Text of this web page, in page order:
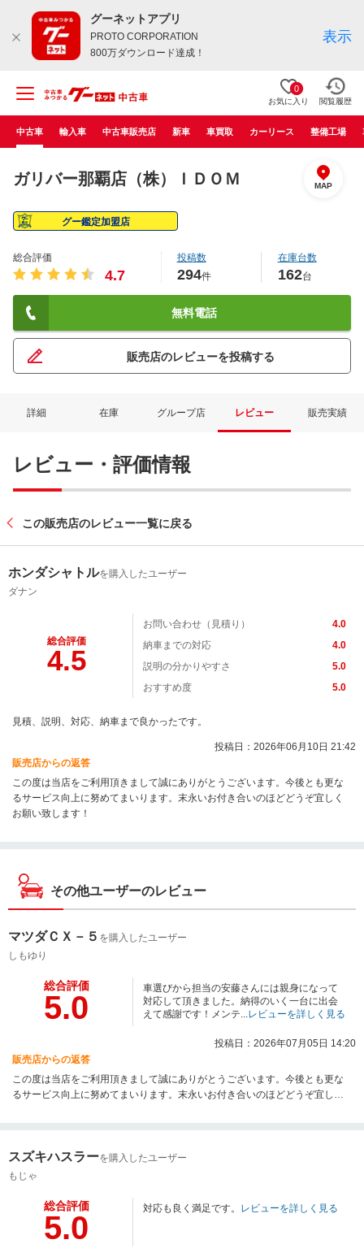
グーネットアプリ
PROTO CORPORATION
800万ダウンロード達成！
表示
0
お気に入り 閲覧履歴
中古車 輸入車 中古車販売店 新車 車買取 カーリース 整備工場
ガリバー那覇店（株）ＩＤＯＭ MAP
グー鑑定加盟店
総合評価
4.7
投稿数
294件
在庫台数
162台
無料電話
販売店のレビューを投稿する
詳細 在庫 グループ店 レビュー 販売実績
レビュー・評価情報
この販売店のレビュー一覧に戻る
ホンダシャトルを購入したユーザー
ダナン
総合評価
4.5
お問い合わせ（見積り）
4.0
納車までの対応
4.0
説明の分かりやすさ
5.0
おすすめ度
5.0
見積、説明、対応、納車まで良かったです。
投稿日：2026年06月10日 21:42
販売店からの返答
この度は当店をご利用頂きまして誠にありがとうございます。今後とも更な
るサービス向上に努めてまいります。末永いお付き合いのほどどうぞ宜しく
お願い致します！
その他ユーザーのレビュー
マツダＣＸ－５ を購入したユーザー
しもゆり
総合評価
5.0
車選びから担当の安藤さんには親身になって
対応して頂きました。納得のいく一台に出会
えて感謝です！メンテ...レビューを詳しく見る
投稿日：2026年07月05日 14:20
販売店からの返答
この度は当店をご利用頂きまして誠にありがとうございます。今後とも更な
るサービス向上に努めてまいります。末永いお付き合いのほどどうぞ宜しく
スズキハスラーを購入したユーザー
もじゃ
総合評価
5.0
対応も良く満足です。 レビューを詳しく見る